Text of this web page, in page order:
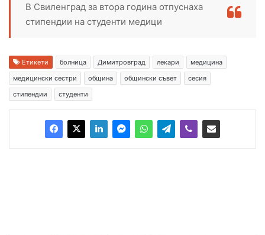
В Свиленград за втора година отпуснаха
стипендии на студенти медици
Етикети болница Димитровград лекари
медицина
медицински сестри
община общински съвет
сесия
стипендии
студенти